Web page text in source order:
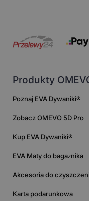
Produkty
Poznaj EVA Dywaniki®
Zobacz OMEVO 5D Pro
Kup EVA Dywaniki®
EVA Maty do bagażnika
Akcesoria do
Karta podarunkowa